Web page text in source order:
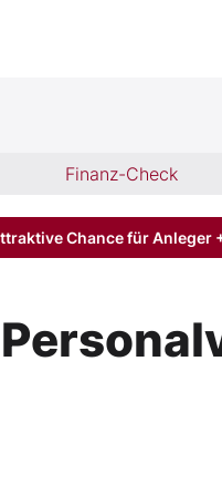
Finanz-Check
Chance für